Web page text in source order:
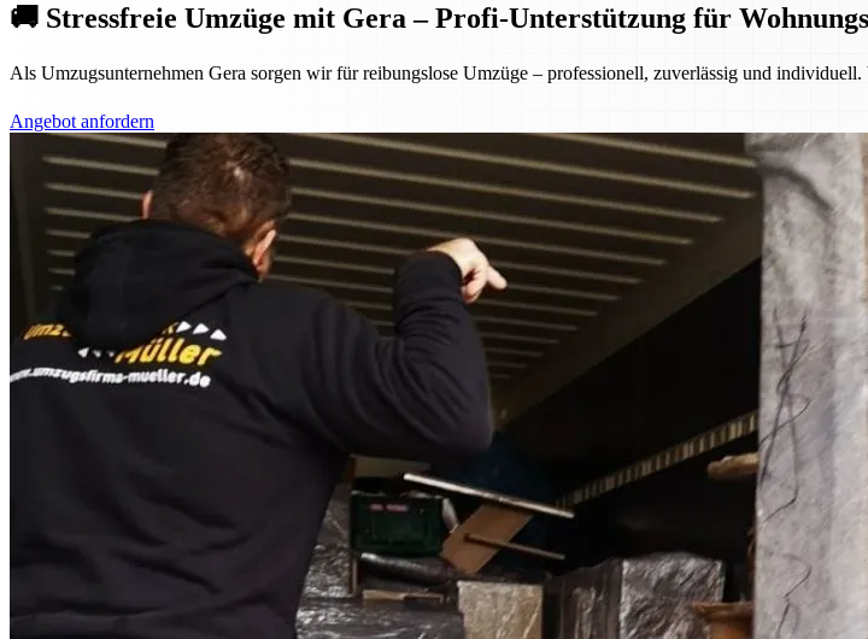
🚚 Stressfreie Umzüge mit Gera – Profi-Unterstützung für
Als Umzugsunternehmen Gera sorgen wir für reibungslose Umzüge – professionell, zuverlässig und
Angebot anfordern